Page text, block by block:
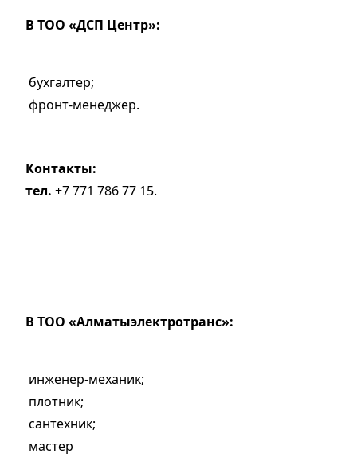
В ТОО «ДСП Центр»:
бухгалтер;
фронт-менеджер.
Контакты:
тел. +7 771 786 77 15.
В ТОО «Алматы­электротранс»:
инженер-механик;
плотник;
сантехник;
мастер